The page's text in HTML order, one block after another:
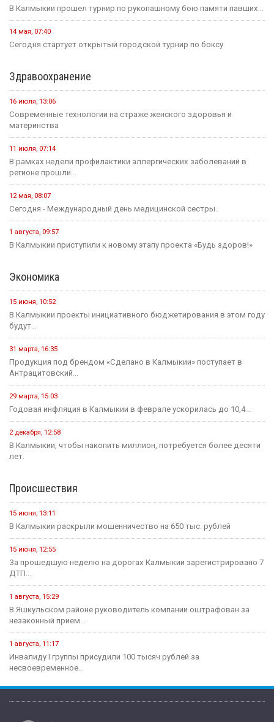
В Калмыкии прошел турнир по рукопашному бою памяти павших...
14 мая, 07:40
Сегодня стартует открытый городской турнир по боксу
Здравоохранение
16 июля, 13:06
Современные технологии на страже женского здоровья и
материнства
11 июля, 07:14
В рамках недели профилактики аллергических заболеваний в
регионе прошли...
12 мая, 08:07
Сегодня - Международный день медицинской сестры.
1 августа, 09:57
В Калмыкии приступили к новому этапу проекта «Будь здоров!»
Экономика
15 июня, 10:52
В Калмыкии проекты инициативного бюджетирования в этом году
будут...
31 марта, 16:35
Продукция под брендом «Сделано в Калмыкии» поступает в
Антрацитовский...
29 марта, 15:03
Годовая инфляция в Калмыкии в феврале ускорилась до 10,4...
2 декабря, 12:58
В Калмыкии, чтобы накопить миллион, потребуется более десяти
лет.
Происшествия
15 июня, 13:11
В Калмыкии раскрыли мошенничество на 650 тыс. рублей
15 июня, 12:55
За прошедшую неделю на дорогах Калмыкии зарегистрировано 7
ДТП...
1 августа, 15:29
В Яшкульском районе руководитель компании оштрафован за
незаконный прием...
1 августа, 11:17
Инвалиду I группы присудили 100 тысяч рублей за
несвоевременное...